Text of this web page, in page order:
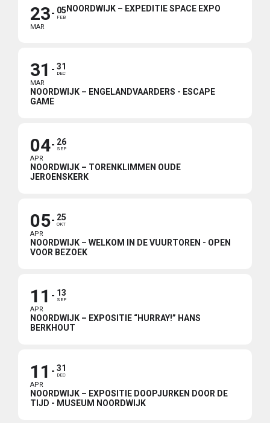
23
MAR
05
FEB
NOORDWIJK – EXPEDITIE SPACE EXPO
31
MAR
31
DEC
NOORDWIJK – ENGELANDVAARDERS - ESCAPE
GAME
04
APR
26
SEP
NOORDWIJK – TORENKLIMMEN OUDE
JEROENSKERK
05
APR
25
OKT
NOORDWIJK – WELKOM IN DE VUURTOREN - OPEN
VOOR BEZOEK
11
APR
13
SEP
NOORDWIJK – EXPOSITIE “HURRAY!” HANS
BERKHOUT
11
APR
31
DEC
NOORDWIJK – EXPOSITIE DOOPJURKEN DOOR DE
TIJD - MUSEUM NOORDWIJK